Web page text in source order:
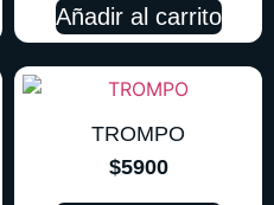
Añadir al carrito
TROMPO
$5900